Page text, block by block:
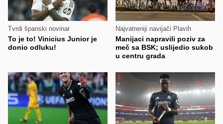
Tvrdi španski novinar
To je to! Vinicius Junior je
donio odluku!
Najvatreniji navijači Plavih
Manijaci napravili poziv za
meč sa BSK; uslijedio sukob
u centru grada